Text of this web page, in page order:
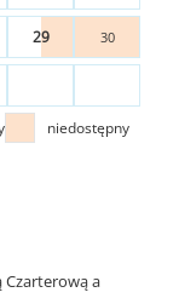
29 30
niedostępny
Czarterową a